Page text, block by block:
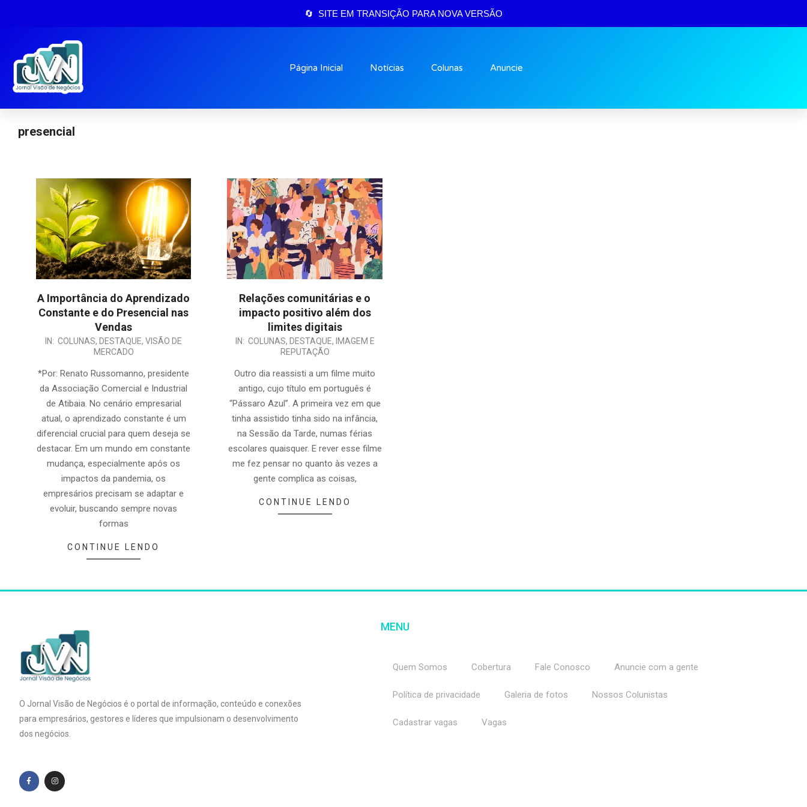
🔄 SITE EM TRANSIÇÃO PARA NOVA VERSÃO
Página Inicial Notícias Colunas Anuncie
presencial
A Importância do Aprendizado
Constante e do Presencial nas
Vendas
IN: COLUNAS, DESTAQUE,VISÃO DE
MERCADO
*Por: Renato Russomanno, presidente
da Associação Comercial e Industrial
de Atibaia. No cenário empresarial
atual, o aprendizado constante é um
diferencial crucial para quem deseja se
destacar. Em um mundo em constante
mudança, especialmente após os
impactos da pandemia, os
empresários precisam se adaptar e
evoluir, buscando sempre novas
formas
CONTINUE LENDO
Relações comunitárias e o
impacto positivo além dos
limites digitais
IN: COLUNAS, DESTAQUE, IMAGEM E
REPUTAÇÃO
Outro dia reassisti a um filme muito
antigo, cujo título em português é
“Pássaro Azul”. A primeira vez em que
tinha assistido tinha sido na infância,
na Sessão da Tarde, numas férias
escolares quaisquer. E rever esse filme
me fez pensar no quanto às vezes a
gente complica as coisas,
CONTINUE LENDO
O Jornal Visão de Negócios é o portal de informação, conteúdo e conexões
para empresários, gestores e líderes que impulsionam o desenvolvimento
dos negócios.
MENU
Quem Somos Cobertura Fale Conosco Anuncie com a gente
Política de privacidade Galeria de fotos Nossos Colunistas
Cadastrar vagas Vagas